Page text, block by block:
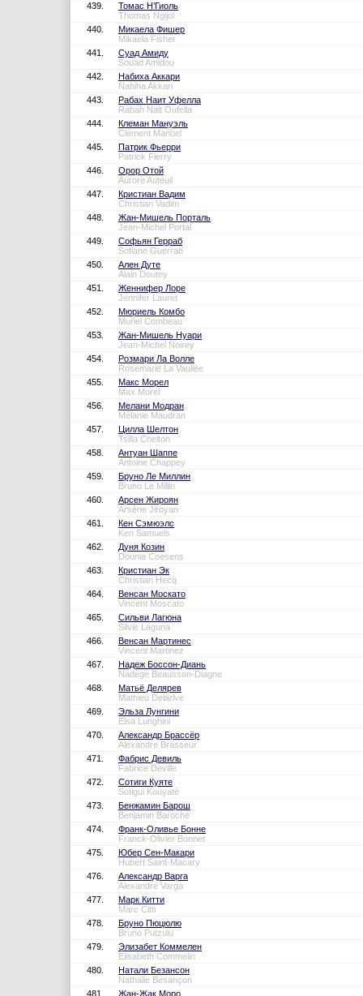
439.
Томас Н’Гиоль
Thomas Ngijol
440.
Микаела Фишер
Mikaela Fisher
441.
Суад Амиду
Souad Amidou
442.
Набиха Аккари
Nabiha Akkari
443.
Рабах Наит Уфелла
Rabah Nait Oufella
444.
Клеман Мануэль
Clément Manuel
445.
Патрик Фьерри
Patrick Fierry
446.
Орор Отой
Aurore Auteuil
447.
Кристиан Вадим
Christian Vadim
448.
Жан-Мишель Порталь
Jean-Michel Portal
449.
Софьян Герраб
Sofiane Guerrab
450.
Ален Дуте
Alain Doutey
451.
Женнифер Лоре
Jennifer Lauret
452.
Мюриель Комбо
Muriel Combeau
453.
Жан-Мишель Нуари
Jean-Michel Noirey
454.
Розмари Ла Волле
Rosemarie La Vaullée
455.
Макс Морел
Max Morel
456.
Мелани Модран
Mélanie Maudran
457.
Цилла Шелтон
Tsilla Chelton
458.
Антуан Шаппе
Antoine Chappey
459.
Бруно Ле Миллин
Bruno Le Millin
460.
Арсен Жироян
Arsène Jiroyan
461.
Кен Сэмюэлс
Ken Samuels
462.
Дуня Козин
Dounia Coesens
463.
Кристиан Эк
Christian Hecq
464.
Венсан Москато
Vincent Moscato
465.
Сильви Лагюна
Silvie Laguna
466.
Венсан Мартинес
Vincent Martinez
467.
Надеж Боссон-Диань
Nadège Beausson-Diagne
468.
Матьё Делярев
Mathieu Delarive
469.
Эльза Лунгини
Elsa Lunghini
470.
Александр Брассёр
Alexandre Brasseur
471.
Фабрис Девиль
Fabrice Deville
472.
Сотиги Куяте
Sotigui Kouyaté
473.
Бенжамин Барош
Benjamin Baroche
474.
Франк-Оливье Бонне
Franck-Olivier Bonnet
475.
Юбер Сен-Макари
Hubert Saint-Macary
476.
Александр Варга
Alexandre Varga
477.
Марк Китти
Marc Citti
478.
Бруно Пюцюлю
Bruno Putzulu
479.
Элизабет Коммелен
Élisabeth Commelin
480.
Натали Безансон
Nathalie Besançon
481.
Жан-Жак Моро